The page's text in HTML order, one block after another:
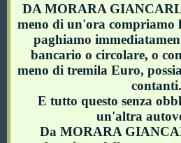
DA MORARA
meno di un'ora compriamo
paghiamo
bancario o circolare, o
meno di tremila Euro,
contanti.
E tutto questo senza
un'altra
Da MORARA